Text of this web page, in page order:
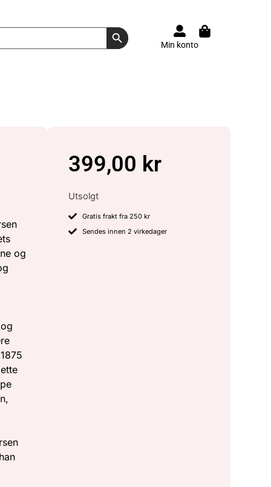
Search Button
Min konto
og
399,00 kr
Utsolgt
Gratis frakt fra 250 kr
Sendes innen 2 virkedager